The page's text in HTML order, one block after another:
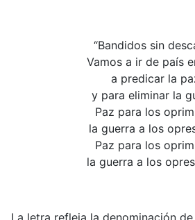
“Bandidos sin
Vamos a ir de país
a predicar la
y para eliminar la
Paz para los
la guerra a los
Paz para los
la guerra a los
La letra refleja la denominación